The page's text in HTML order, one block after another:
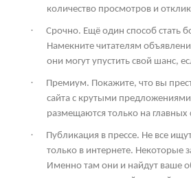
количество просмотров и
·
Срочно. Ещё один способ стать
Намекните читателям
они могут упустить свой шанс,
·
Премиум. Покажите, что вы
сайта с крутыми
размещаются только на главных
·
Публикация в прессе. Не все
только в интернете. Некоторые
Именно там они и найдут ваше